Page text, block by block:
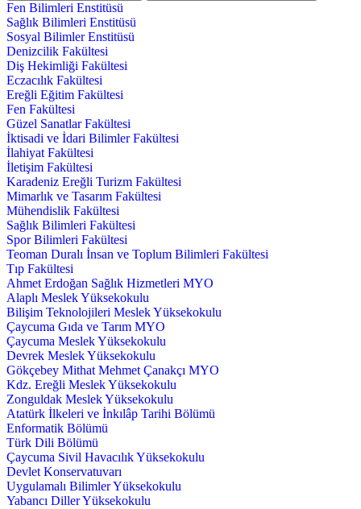
Fen Bilimleri Enstitüsü
Sağlık Bilimleri Enstitüsü
Sosyal Bilimler Enstitüsü
Denizcilik Fakültesi
Diş Hekimliği Fakültesi
Eczacılık Fakültesi
Ereğli Eğitim Fakültesi
Fen Fakültesi
Güzel Sanatlar Fakültesi
İktisadi ve İdari Bilimler Fakültesi
İlahiyat Fakültesi
İletişim Fakültesi
Karadeniz Ereğli Turizm Fakültesi
Mimarlık ve Tasarım Fakültesi
Mühendislik Fakültesi
Sağlık Bilimleri Fakültesi
Spor Bilimleri Fakültesi
Teoman Duralı İnsan ve Toplum Bilimleri Fakültesi
Tıp Fakültesi
Ahmet Erdoğan Sağlık Hizmetleri MYO
Alaplı Meslek Yüksekokulu
Bilişim Teknolojileri Meslek Yüksekokulu
Çaycuma Gıda ve Tarım MYO
Çaycuma Meslek Yüksekokulu
Devrek Meslek Yüksekokulu
Gökçebey Mithat Mehmet Çanakçı MYO
Kdz. Ereğli Meslek Yüksekokulu
Zonguldak Meslek Yüksekokulu
Atatürk İlkeleri ve İnkılâp Tarihi Bölümü
Enformatik Bölümü
Türk Dili Bölümü
Çaycuma Sivil Havacılık Yüksekokulu
Devlet Konservatuvarı
Uygulamalı Bilimler Yüksekokulu
Yabancı Diller Yüksekokulu